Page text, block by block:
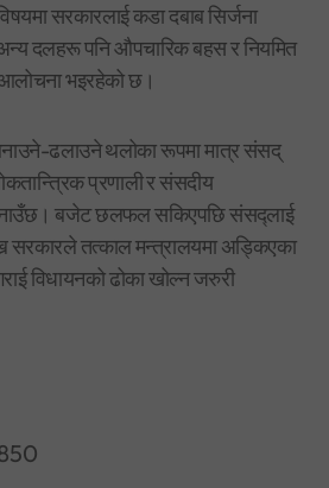
सरकारलाई कडा दबाब सिर्जना
अन्य दलहरू पनि औपचारिक बहस र नियमित
भइरहेको छ।
ढलाउने थलोका रूपमा मात्र संसद्
प्रणाली र संसदीय
बजेट छलफल सकिएपछि संसद्लाई
सरकारले तत्काल मन्त्रालयमा अड्किएका
विधायनको ढोका खोल्न जरुरी